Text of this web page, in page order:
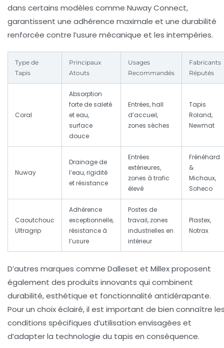
dans certains modèles comme Nuway Connect,
garantissent une adhérence maximale et une durabilité
renforcée contre l’usure mécanique et les intempéries.
Type de
Tapis
Principaux
Atouts
Usages
Recommandés
Fabricants
Réputés
Coral
Absorption
forte de saleté
et eau,
surface
douce
Entrées, hall
d’accueil,
zones sèches
Tapis
Roland,
Newmat
Nuway
Drainage de
l’eau, rigidité
et résistance
Entrées
extérieures,
zones à trafic
élevé
Frénéhard
&
Michaux,
Soheco
Caoutchouc
Ultragrip
Adhérence
exceptionnelle,
résistance à
l’usure
Postes de
travail, zones
industrielles en
intérieur
Plastex,
Notrax
D’autres marques comme Dalleset et Millex proposent
également des produits innovants qui combinent
durabilité, esthétique et fonctionnalité antidérapante.
Pour un choix éclairé, il est important de bien connaître
conditions spécifiques d’utilisation envisagées et
d’adapter la technologie du tapis en conséquence.